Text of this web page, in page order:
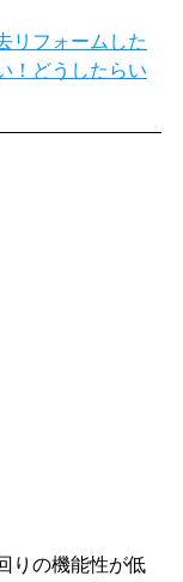
リフォームした
！どうしたらい
りの機能性が低